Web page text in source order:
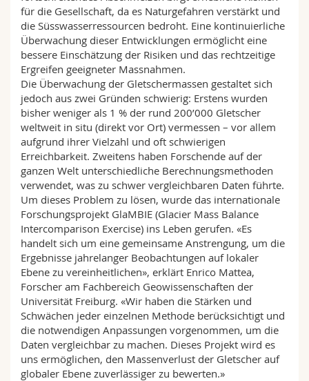
für die Gesellschaft, da es Naturgefahren verstärkt und
die Süsswasserressourcen bedroht. Eine kontinuierliche
Überwachung dieser Entwicklungen ermöglicht eine
bessere Einschätzung der Risiken und das rechtzeitige
Ergreifen geeigneter Massnahmen.
Die Überwachung der Gletschermassen gestaltet sich
jedoch aus zwei Gründen schwierig: Erstens wurden
bisher weniger als 1 % der rund 200’000 Gletscher
weltweit in situ (direkt vor Ort) vermessen – vor allem
aufgrund ihrer Vielzahl und oft schwierigen
Erreichbarkeit. Zweitens haben Forschende auf der
ganzen Welt unterschiedliche Berechnungsmethoden
verwendet, was zu schwer vergleichbaren Daten führte.
Um dieses Problem zu lösen, wurde das internationale
Forschungsprojekt GlaMBIE (Glacier Mass Balance
Intercomparison Exercise) ins Leben gerufen. «Es
handelt sich um eine gemeinsame Anstrengung, um die
Ergebnisse jahrelanger Beobachtungen auf lokaler
Ebene zu vereinheitlichen», erklärt Enrico Mattea,
Forscher am Fachbereich Geowissenschaften der
Universität Freiburg. «Wir haben die Stärken und
Schwächen jeder einzelnen Methode berücksichtigt und
die notwendigen Anpassungen vorgenommen, um die
Daten vergleichbar zu machen. Dieses Projekt wird es
uns ermöglichen, den Massenverlust der Gletscher auf
globaler Ebene zuverlässiger zu bewerten.»